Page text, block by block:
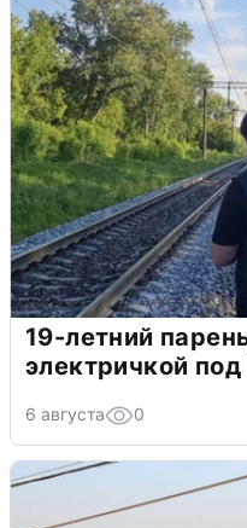
19-летний
электричкой
6 августа 0